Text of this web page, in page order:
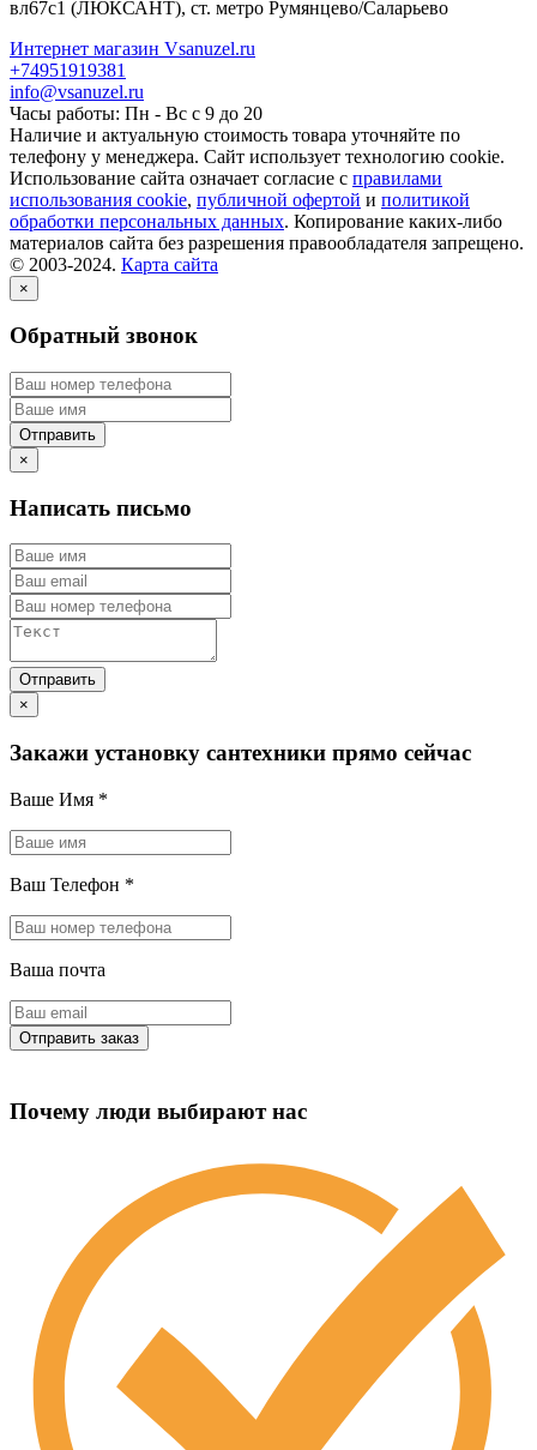
вл67с1 (ЛЮКСАНТ), ст. метро Румянцево/Саларьево
Интернет магазин Vsanuzel.ru
+74951919381
info@vsanuzel.ru
Часы работы: Пн - Вс с 9 до 20
Наличие и актуальную стоимость товара уточняйте по
телефону у менеджера. Сайт использует технологию cookie.
Использование сайта означает согласие с правилами
использования cookie, публичной офертой и политикой
обработки персональных данных. Копирование каких-либо
материалов сайта без разрешения правообладателя запрещено.
© 2003-2024. Карта сайта
×
Обратный звонок
×
Написать письмо
×
Закажи установку сантехники прямо сейчас
Ваше Имя *
Ваш Телефон *
Ваша почта
Почему люди выбирают нас